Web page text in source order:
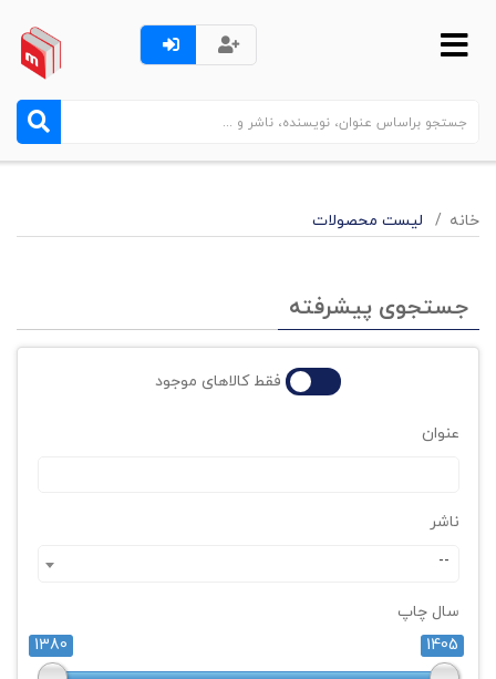
خانه لیست محصولات
جستجوی پیشرفته
فقط کالاهای موجود
عنوان
ناشر
--
سال چاپ
1380
1405